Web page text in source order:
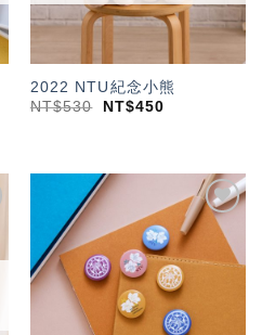
2022 NTU紀念小熊
NT$530 NT$450
加入
「願
望輕